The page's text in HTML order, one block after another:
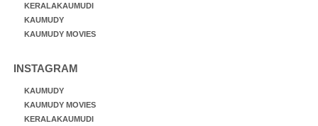
KERALAKAUMUDI
KAUMUDY
KAUMUDY MOVIES
INSTAGRAM
KAUMUDY
KAUMUDY MOVIES
KERALAKAUMUDI